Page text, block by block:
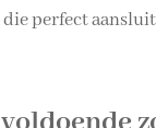
die perfect